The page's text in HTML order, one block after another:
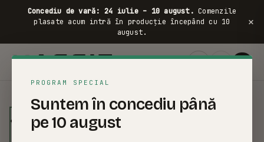
Concediu de vară: 24 iulie – 10 august. Comenzile
plasate acum intră în producție începând cu 10
august.
×
PROGRAM SPECIAL
Suntem în concediu până
pe 10 august
FRASIN ·01/07